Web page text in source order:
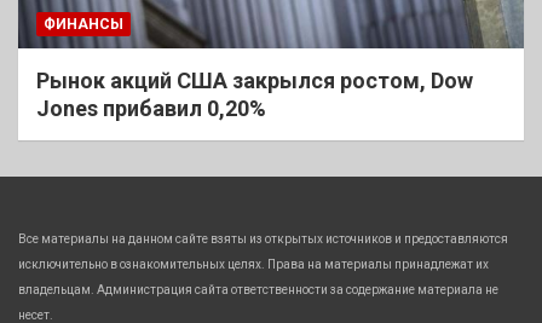
ФИНАНСЫ
Рынок акций США закрылся ростом, Dow
Jones прибавил 0,20%
Все материалы на данном сайте взяты из открытых источников и предоставляются
исключительно в ознакомительных целях. Права на материалы принадлежат их
владельцам. Администрация сайта ответственности за содержание материала не
несет.